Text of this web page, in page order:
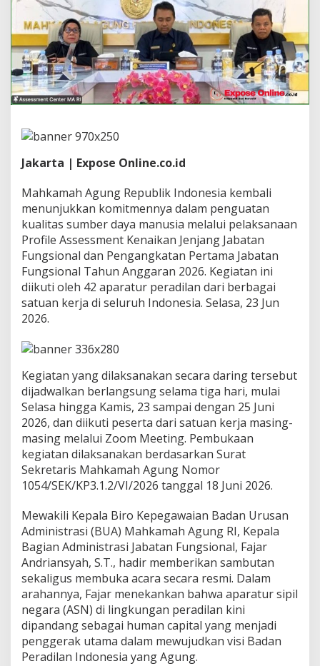
i
l
a
n
I
k
u
t
o
f
l
e
A
s
s
e
s
m
e
n
a
i
k
a
n
J
e
n
j
a
g
b
a
t
a
n
F
u
n
g
Jakarta | Expose Online.co.id
Mahkamah Agung Republik Indonesia kembali
menunjukkan komitmennya dalam penguatan
kualitas sumber daya manusia melalui pelaksanaan
Profile Assessment Kenaikan Jenjang Jabatan
Fungsional dan Pengangkatan Pertama Jabatan
Fungsional Tahun Anggaran 2026. Kegiatan ini
diikuti oleh 42 aparatur peradilan dari berbagai
satuan kerja di seluruh Indonesia. Selasa, 23 Jun
2026.
Kegiatan yang dilaksanakan secara daring tersebut
dijadwalkan berlangsung selama tiga hari, mulai
Selasa hingga Kamis, 23 sampai dengan 25 Juni
2026, dan diikuti peserta dari satuan kerja masing-
masing melalui Zoom Meeting. Pembukaan
kegiatan dilaksanakan berdasarkan Surat
Sekretaris Mahkamah Agung Nomor
1054/SEK/KP3.1.2/VI/2026 tanggal 18 Juni 2026.
Mewakili Kepala Biro Kepegawaian Badan Urusan
Administrasi (BUA) Mahkamah Agung RI, Kepala
Bagian Administrasi Jabatan Fungsional, Fajar
Andriansyah, S.T., hadir memberikan sambutan
sekaligus membuka acara secara resmi. Dalam
arahannya, Fajar menekankan bahwa aparatur sipil
negara (ASN) di lingkungan peradilan kini
dipandang sebagai human capital yang menjadi
penggerak utama dalam mewujudkan visi Badan
Peradilan Indonesia yang Agung.